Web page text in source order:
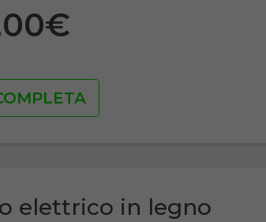
elettrico in legno